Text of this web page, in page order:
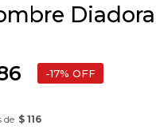
17
de $ 116